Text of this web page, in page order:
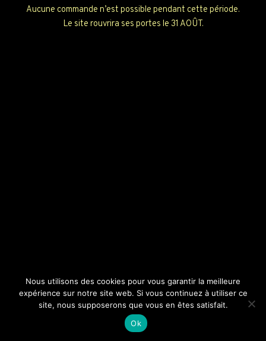
Aucune commande n’est possible pendant cette période.
Le site rouvrira ses portes le 31 AOÛT.
Nous utilisons des cookies pour vous garantir la meilleure
expérience sur notre site web. Si vous continuez à utiliser ce
site, nous supposerons que vous en êtes satisfait.
Ok